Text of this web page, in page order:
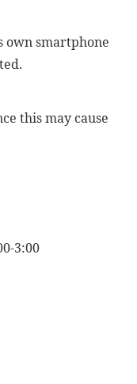
own smartphone
this may cause
3:00